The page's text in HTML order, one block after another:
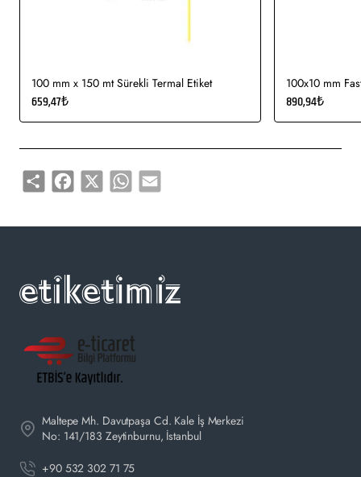
Gıda etiketi vb. amaçlar için sayısız sektör tarafından kullanımı
100 mm x 150 mt Sürekli Termal Etiket
659,47₺
100x10 mm
890,94₺
Share Facebook
X WhatsApp
Email
Maltepe Mh. Davutpaşa Cd. Kale İş Merkezi
No: 141/183 Zeytinburnu, İstanbul
+90 532 302 71 75